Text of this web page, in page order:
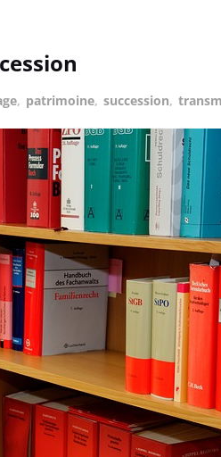
, patrimoine, succession,